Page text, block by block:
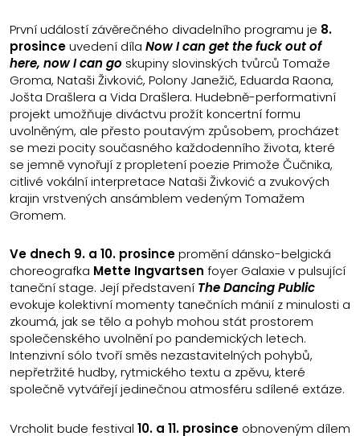
První událostí závěrečného divadelního programu je 8.
prosinceuvedení díla Now I can get the fuck out of
here, now I can go skupiny slovinských tvůrců Tomaže
Groma, Nataši Živković, Polony Janežič, Eduarda Raona,
Jošta Drašlera a Vida Drašlera. Hudebně-performativní
projekt umožňuje diváctvu prožít koncertní formu
uvolněným, ale přesto poutavým způsobem, procházet
se mezi pocity současného každodenního života, které
se jemně vynořují z propletení poezie Primože Čučnika,
citlivé vokální interpretace Nataši Živković a zvukových
krajin vrstvených ansámblem vedeným Tomažem
Gromem.
Ve dnech 9. a 10. prosincepromění dánsko-belgická
choreografka Mette Ingvartsen foyer Galaxie v pulsující
taneční stage. Její představení The Dancing Public
evokuje kolektivní momenty tanečních mánií z minulosti a
zkoumá, jak se tělo a pohyb mohou stát prostorem
společenského uvolnění po pandemických letech.
Intenzivní sólo tvoří směs nezastavitelných pohybů,
nepřetržité hudby, rytmického textu a zpěvu, které
společně vytvářejí jedinečnou atmosféru sdílené extáze.
Vrcholit bude festival 10. a 11. prosince obnoveným dílem